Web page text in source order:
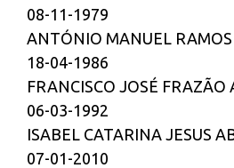
08-11-1979
ANTÓNIO MANUEL RAMOS
18-04-1986
FRANCISCO JOSÉ FRAZÃO
06-03-1992
ISABEL CATARINA JESUS
07-01-2010